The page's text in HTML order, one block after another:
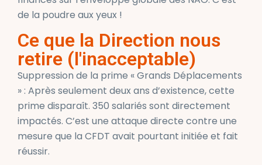
de la poudre aux yeux !
Ce que la Direction nous
retire (l'inacceptable)
Suppression de la prime « Grands Déplacements
» : Après seulement deux ans d’existence, cette
prime disparaît. 350 salariés sont directement
impactés. C’est une attaque directe contre une
mesure que la CFDT avait pourtant initiée et fait
réussir.